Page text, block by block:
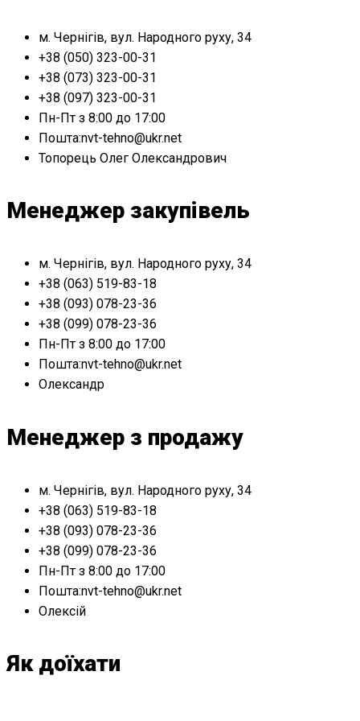
м. Чернігів, вул. Народного руху, 34
+38 (050) 323-00-31
+38 (073) 323-00-31
+38 (097) 323-00-31
Пн-Пт з 8:00 до 17:00
Пошта:nvt-tehno@ukr.net
Топорець Олег Олександрович
Менеджер закупівель
м. Чернігів, вул. Народного руху, 34
+38 (063) 519-83-18
+38 (093) 078-23-36
+38 (099) 078-23-36
Пн-Пт з 8:00 до 17:00
Пошта:nvt-tehno@ukr.net
Олександр
Менеджер з продажу
м. Чернігів, вул. Народного руху, 34
+38 (063) 519-83-18
+38 (093) 078-23-36
+38 (099) 078-23-36
Пн-Пт з 8:00 до 17:00
Пошта:nvt-tehno@ukr.net
Олексій
Як доїхати